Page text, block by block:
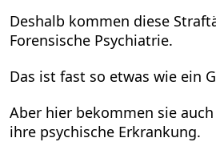
Deshalb kommen diese
Forensische Psychiatrie.
Das ist fast so etwas wie ein
Aber hier bekommen sie
ihre psychische Erkrankung.